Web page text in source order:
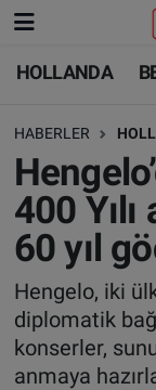
HOLLANDA
HABERLER
400
60 yıl
Hengelo, iki
diplomatik
konserler,
anmaya
HOLLANDA
BELÇİKA
ALMANYA
FRANSA
SAĞLIK -
HOLLANDA
BELÇİKA
ALMANYA
TÜRKİYE
DÜNYA
BİLİM-
Nöbetçi
Hava
Trafik
Süper Lig
Tüm
Son